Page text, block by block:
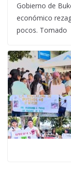
Gobierno de
económico
pocos. Tomado